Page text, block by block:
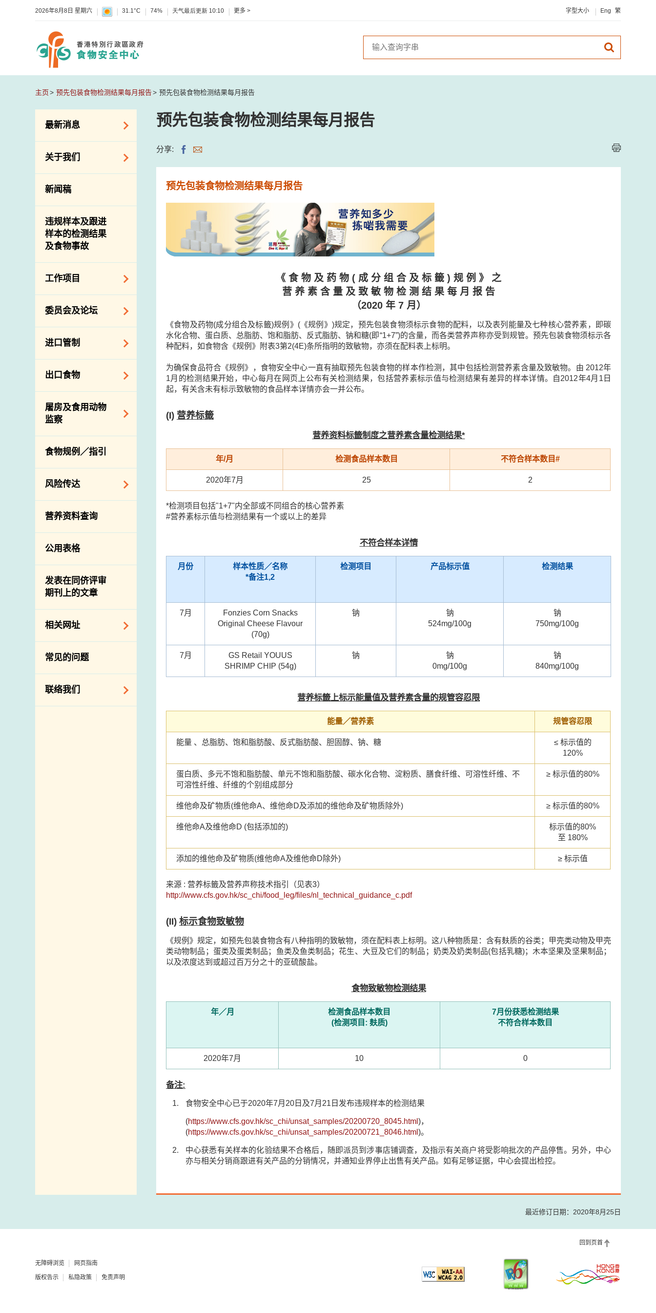
2026年8月8日 星期六 31.1°C 74% 天气最后更新 10:10 更多 > 字型大小 Eng 繁
主页 预先包装食物检测结果每月报告 预先包装食物检测结果每月报告
最新消息
食物警报 / 致敏物
警报
活动
关于我们
组织结构
介绍短片
新闻稿
违规样本及跟进
样本的检测结果
及食物事故
工作项目
降低膳食中的钠和
糖
食物安全重点控制
系统
基因改造食物
资料
食物安全之风险评
估
食物事故应变及管
理
食物消费量调查
总膳食研究
有机食物
高风险食物
抗菌素耐药性
委员会及论坛
食物安全专家委员
会
消费者联系小组
进口管制
食物进口商和食物
分销商登记制度
络内地有关当局
进口食物管制
口检验
出口食物
出口验证
出口食物往内地
出口商及业界的消
息
屠房及食用动物
监察
规管农业化学物及
兽医药物在食用动
物上的使用
屠房及疾病监测
宰前检验
宰后检验
结果
屠房及肉类检验
食物规例／指引
风险传达
主题项目
项目及活动
资讯平台
下载
公开比赛
营养资料查询
公用表格
发表在同侪评审
期刊上的文章
相关网址
相关政府部门／机
构
常见的问题
联络我们
预先包装食物检测结果每月报告
分享:
预先包装食物检测结果每月报告
《 食 物 及 药 物 ( 成 分 组 合 及 标 籤 ) 规 例 》 之
营 养 素 含 量 及 致 敏 物 检 测 结 果 每 月 报 告
（2020 年 7 月）
《食物及药物(成分组合及标籤)规例》(《规例》)规定，预先包装食物须标示食物的配料，以及表列能量及七种核心营养素，即碳
水化合物、蛋白质、总脂肪、饱和脂肪、反式脂肪、钠和糖(即“1+7”)的含量，而各类营养声称亦受到规管。预先包装食物须标示各
种配料，如食物含《规例》附表3第2(4E)条所指明的致敏物，亦须在配料表上标明。
为确保食品符合《规例》，食物安全中心一直有抽取预先包装食物的样本作检测，其中包括检测营养素含量及致敏物。由 2012年
1月的检测结果开始，中心每月在网页上公布有关检测结果，包括营养素标示值与检测结果有差异的样本详情。自2012年4月1日
起，有关含未有标示致敏物的食品样本详情亦会一并公布。
(I) 营养标籤
营养资料标籤制度之营养素含量检测结果*
年/月 检测食品样本数目 不符合样本数目#
2020年7月 25 2
*检测项目包括"1+7"内全部或不同组合的核心营养素
#营养素标示值与检测结果有一个或以上的差异
不符合样本详情
月份
样本性质／名称
*备注1,2
检测项目 产品标示值 检测结果
7月
Fonzies Corn Snacks
Original Cheese Flavour
(70g)
钠
钠
524mg/100g
钠
750mg/100g
7月
GS Retail YOUUS
SHRIMP CHIP (54g)
钠
钠
0mg/100g
钠
840mg/100g
营养标籤上标示能量值及营养素含量的规管容忍限
能量／营养素 规管容忍限
能量 、总脂肪、饱和脂肪酸、反式脂肪酸、胆固醇、钠、糖
≤ 标示值的
120%
蛋白质、多元不饱和脂肪酸、单元不饱和脂肪酸、碳水化合物、淀粉质、膳食纤维、可溶性纤维、不
可溶性纤维、纤维的个别组成部分
≥ 标示值的80%
维他命及矿物质(维他命A、维他命D及添加的维他命及矿物质除外) ≥ 标示值的80%
维他命A及维他命D (包括添加的)
标示值的80%
至 180%
添加的维他命及矿物质(维他命A及维他命D除外) ≥ 标示值
来源 : 营养标籤及营养声称技术指引（见表3）
http://www.cfs.gov.hk/sc_chi/food_leg/files/nl_technical_guidance_c.pdf
(II) 标示食物致敏物
《规例》规定，如预先包装食物含有八种指明的致敏物，须在配料表上标明。这八种物质是：含有麸质的谷类；甲壳类动物及甲壳
类动物制品；蛋类及蛋类制品；鱼类及鱼类制品；花生、大豆及它们的制品；奶类及奶类制品(包括乳糖)；木本坚果及坚果制品；
以及浓度达到或超过百万分之十的亚硫酸盐。
食物致敏物检测结果
年／月
检测食品样本数目
(检测项目: 麸质)
7月份获悉检测结果
不符合样本数目
2020年7月 10 0
备注:
食物安全中心已于2020年7月20日及7月21日发布违规样本的检测结果
(https://www.cfs.gov.hk/sc_chi/unsat_samples/20200720_8045.html )，
(https://www.cfs.gov.hk/sc_chi/unsat_samples/20200721_8046.html )。
中心获悉有关样本的化验结果不合格后，随即派员到涉事店铺调查，及指示有关商户将受影响批次的产品停售。另外，中心
亦与相关分销商跟进有关产品的分销情况，并通知业界停止出售有关产品。如有足够证据，中心会提出检控。
最近修订日期：2020年8月25日
回到页首
无障碍浏览 网页指南
版权告示 私隐政策 免责声明